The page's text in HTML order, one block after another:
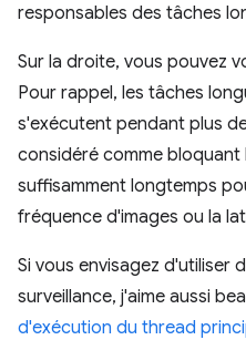
responsables des tâches
Sur la droite, vous pouvez
Pour rappel, les tâches
s'exécutent pendant plus
considéré comme bloquant
suffisamment longtemps
fréquence d'images ou la
Si vous envisagez d'utiliser
surveillance, j'aime aussi
d'exécution du thread